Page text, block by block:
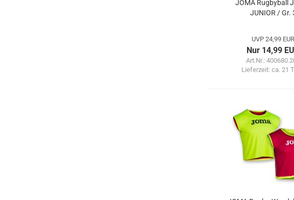
JOMA Rugbyball
JUNIOR / Gr.
UVP 24,99 EUR
Nur 14,99
Art.Nr.:
Lieferzeit:ca. 21